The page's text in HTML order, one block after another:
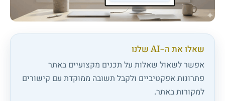
שאלו את ה-AI שלנו
אפשר לשאול שאלות על תכנים מקצועיים באתר
פתרונות אפקטיביים ולקבל תשובה ממוקדת עם קישורים
למקורות באתר.